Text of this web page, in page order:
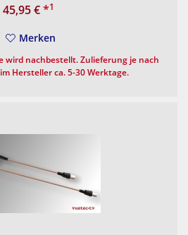
45,95 €*1
Merken
wird nachbestellt. Zulieferung je nach
Hersteller ca. 5-30 Werktage.